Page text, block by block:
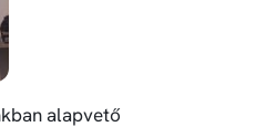
alapvető